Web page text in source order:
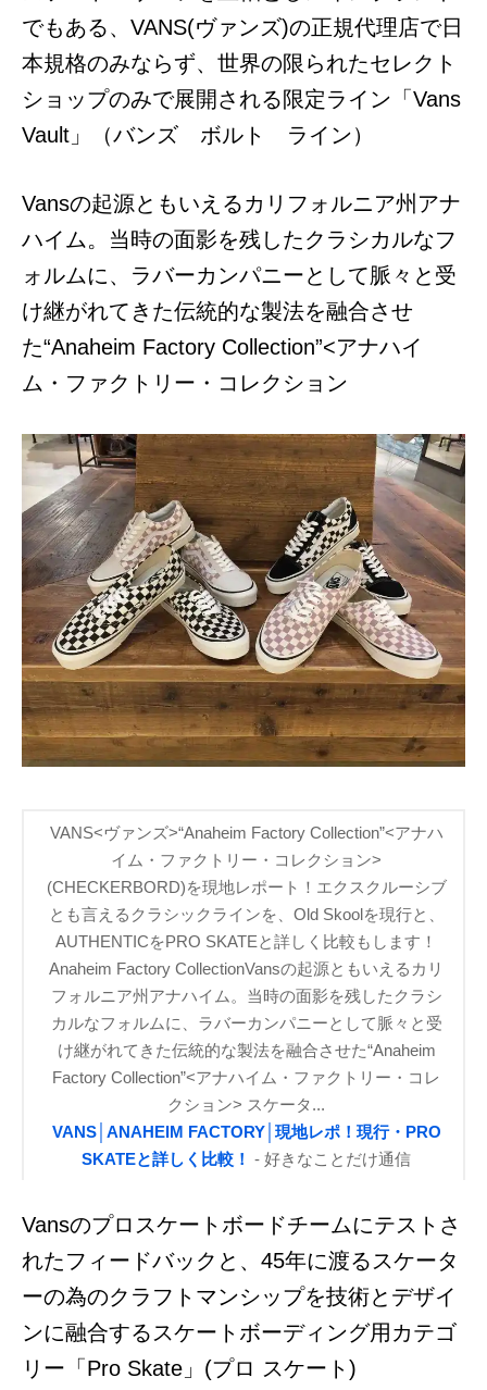
でもある、VANS(ヴァンズ)の正規代理店で日
本規格のみならず、世界の限られたセレクト
ショップのみで展開される限定ライン「Vans
Vault」（バンズ ボルト ライン）
Vansの起源ともいえるカリフォルニア州アナ
ハイム。当時の面影を残したクラシカルなフ
ォルムに、ラバーカンパニーとして脈々と受
け継がれてきた伝統的な製法を融合させ
た“Anaheim Factory Collection”<アナハイ
ム・ファクトリー・コレクション
VANS<ヴァンズ>“Anaheim Factory Collection”<アナハ
イム・ファクトリー・コレクション>
(CHECKERBORD)を現地レポート！エクスクルーシブ
とも言えるクラシックラインを、Old Skoolを現行と、
AUTHENTICをPRO SKATEと詳しく比較もします！
Anaheim Factory CollectionVansの起源ともいえるカリ
フォルニア州アナハイム。当時の面影を残したクラシ
カルなフォルムに、ラバーカンパニーとして脈々と受
け継がれてきた伝統的な製法を融合させた“Anaheim
Factory Collection”<アナハイム・ファクトリー・コレ
クション> スケータ...
VANS│ANAHEIM FACTORY│現地レポ！現行・PRO
SKATEと詳しく比較！ - 好きなことだけ通信
Vansのプロスケートボードチームにテストさ
れたフィードバックと、45年に渡るスケータ
ーの為のクラフトマンシップを技術とデザイ
ンに融合するスケートボーディング用カテゴ
リー「 Pro Skate」(プロ スケート)